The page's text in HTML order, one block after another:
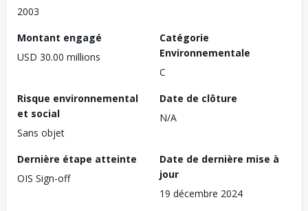
2003
Montant engagé
USD 30.00 millions
Catégorie
Environnementale
C
Risque environnemental
et social
Sans objet
Date de clôture
N/A
Dernière étape atteinte
OIS Sign-off
Date de dernière mise à
jour
19 décembre 2024